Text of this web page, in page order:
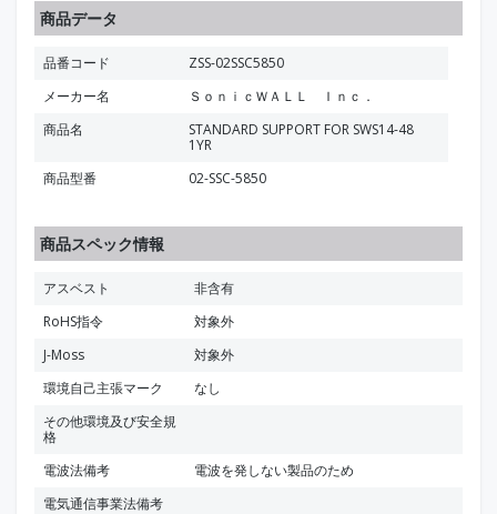
商品データ
品番コード
ZSS-02SSC5850
メーカー名
ＳｏｎｉｃＷＡＬＬ Ｉｎｃ．
商品名
STANDARD SUPPORT FOR SWS14-48
1YR
商品型番
02-SSC-5850
商品スペック情報
アスベスト
非含有
RoHS指令
対象外
J-Moss
対象外
環境自己主張マーク
なし
その他環境及び安全規
格
電波法備考
電波を発しない製品のため
電気通信事業法備考